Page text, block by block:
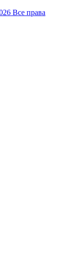
Все права